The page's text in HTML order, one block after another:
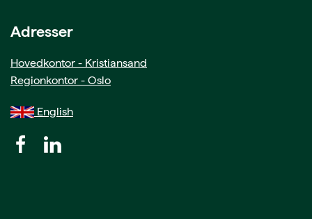
Adresser
Hovedkontor - Kristiansand
Regionkontor - Oslo
English